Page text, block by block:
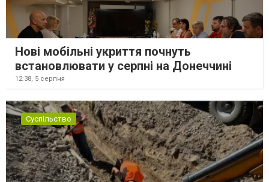
Нові мобільні укриття почнуть
встановлювати у серпні на Донеччині
12:38, 5 серпня
Суспільство